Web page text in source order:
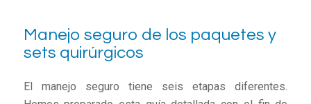
Manejo seguro de los paquetes y
sets quirúrgicos
El manejo seguro tiene seis etapas diferentes.